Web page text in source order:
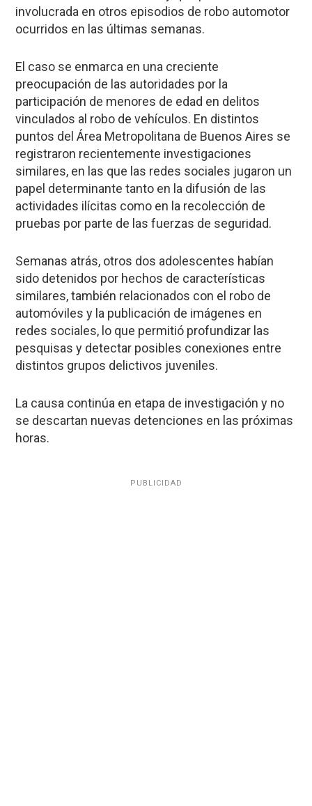
involucrada en otros episodios de robo automotor
ocurridos en las últimas semanas.
El caso se enmarca en una creciente
preocupación de las autoridades por la
participación de menores de edad en delitos
vinculados al robo de vehículos. En distintos
puntos del Área Metropolitana de Buenos Aires se
registraron recientemente investigaciones
similares, en las que las redes sociales jugaron un
papel determinante tanto en la difusión de las
actividades ilícitas como en la recolección de
pruebas por parte de las fuerzas de seguridad.
Semanas atrás, otros dos adolescentes habían
sido detenidos por hechos de características
similares, también relacionados con el robo de
automóviles y la publicación de imágenes en
redes sociales, lo que permitió profundizar las
pesquisas y detectar posibles conexiones entre
distintos grupos delictivos juveniles.
La causa continúa en etapa de investigación y no
se descartan nuevas detenciones en las próximas
horas.
PUBLICIDAD